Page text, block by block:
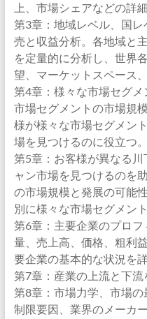
上、市場シェアなどの詳細
第3章：地域レベル、国
売と収益分析。各地域と
を定量的に分析し、世界
望、マーケットスペース
第4章：様々な市場セグ
市場セグメントの市場規
様が様々な市場セグメン
場を見つけるのに役立つ。
第5章：お客様が異なる
ャン市場を見つけるのを
の市場規模と発展の可能
別に様々な市場セグメン
第6章：主要企業のプロ
量、売上高、価格、粗利
要企業の基本的な状況を詳
第7章：産業の上流と下流
第8章：市場力学、市場
制限要因、業界のメーカ